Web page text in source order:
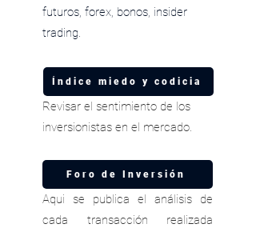
futuros, forex, bonos, insider
trading.
Índice miedo y codicia
Revisar el sentimiento de los
inversionistas en el mercado.
Foro de Inversión
Aqui se publica el análisis de
cada transacción realizada